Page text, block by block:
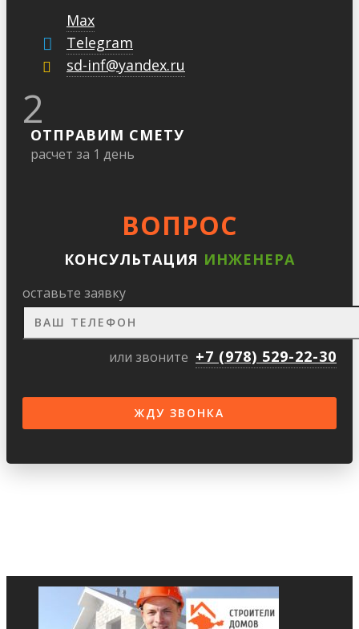
Max
Telegram
sd-inf@yandex.ru
2
ОТПРАВИМ СМЕТУ
расчет за 1 день
ВОПРОС
КОНСУЛЬТАЦИЯ ИНЖЕНЕРА
оставьте заявку
или звоните +7 (978) 529-22-30